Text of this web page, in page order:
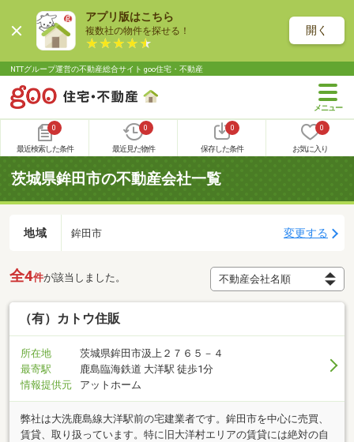
アプリ版はこちら
複数社の物件を探せる！ 開く
NTTグループ運営の不動産総合サイト goo住宅・不動産
0
最近検索した条件
0
最近見た物件
0
保存した条件
0
お気に入り
茨城県鉾田市の不動産会社一覧
地域 鉾田市 変更する
全4件が該当しました。
（有）カトウ住販
所在地
茨城県鉾田市汲上２７６５－４
最寄駅
鹿島臨海鉄道 大洋駅 徒歩1分
情報提供元
アットホーム
弊社は大洗鹿島線大洋駅前の宅建業者です。鉾田市を中心に売買、
賃貸、取り扱っています。特に旧大洋村エリアの賃貸には絶対の自